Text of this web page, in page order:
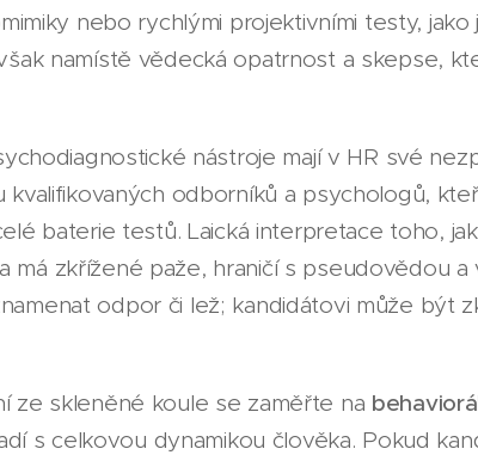
nebo rychlými projektivními testy,
namístě vědecká opatrnost a skepse,
nástroje mají v HR své
odborníků a psychologů,
baterie testů. Laická interpretace toho,
má zkřížené paže, hraničí s pseudovědou
odpor či lež; kandidátovi může být
ze skleněné koule se zaměřte na
s celkovou dynamikou člověka. Pokud